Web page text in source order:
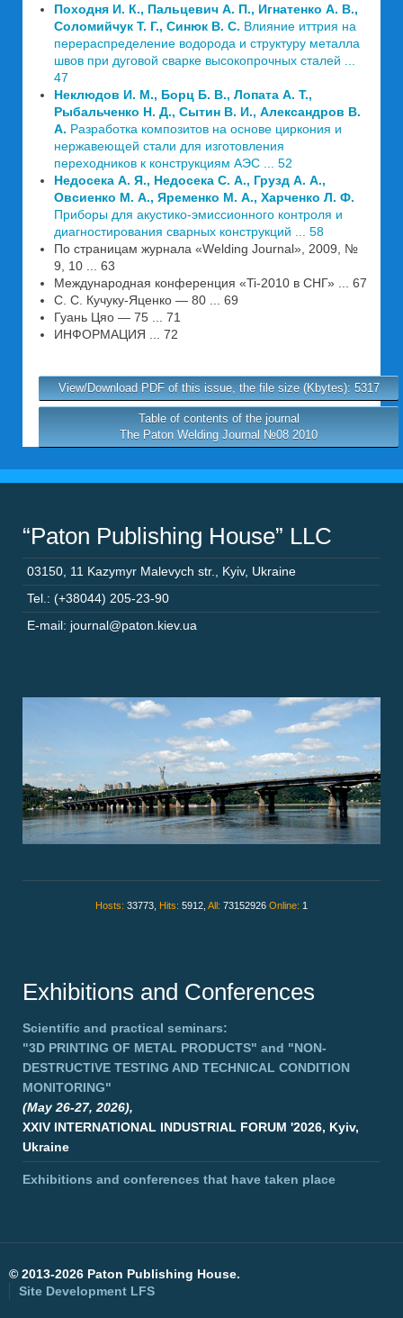
Походня И. К., Пальцевич А. П., Игнатенко А. В.,
Соломийчук Т. Г., Синюк В. С. Влияние иттрия на
перераспределение водорода и структуру металла
швов при дуговой сварке высокопрочных сталей ...
47
Неклюдов И. М., Борц Б. В., Лопата А. Т.,
Рыбальченко Н. Д., Сытин В. И., Александров В.
А. Разработка композитов на основе циркония и
нержавеющей стали для изготовления
переходников к конструкциям АЭС ... 52
Недосека А. Я., Недосека С. А., Грузд А. А.,
Овсиенко М. А., Яременко М. А., Харченко Л. Ф.
Приборы для акустико-эмиссионного контроля и
диагностирования сварных конструкций ... 58
По страницам журнала «Welding Journal», 2009, №
9, 10 ... 63
Международная конференция «Ti-2010 в СНГ» ... 67
С. С. Кучуку-Яценко — 80 ... 69
Гуань Цяо — 75 ... 71
ИНФОРМАЦИЯ ... 72
View/Download PDF of this issue, the file size (Kbytes): 5317
Table of contents of the journal
The Paton Welding Journal №08 2010
“Paton Publishing House” LLC
03150 11 Kazymyr Malevych str. Kyiv, Ukraine
Tel.: (+38044) 205-23-90
E-mail: journal@paton.kiev.ua
Hosts: 33773, Hits: 5912, All: 73152926 Online: 1
Exhibitions and Conferences
Scientific and practical seminars:
"3D PRINTING OF METAL PRODUCTS" and "NON-
DESTRUCTIVE TESTING AND TECHNICAL CONDITION
MONITORING"
(May 26-27, 2026),
XXIV INTERNATIONAL INDUSTRIAL FORUM '2026, Kyiv,
Ukraine
Exhibitions and conferences that have taken place
© 2013-2026 Paton Publishing House.
Site Development LFS